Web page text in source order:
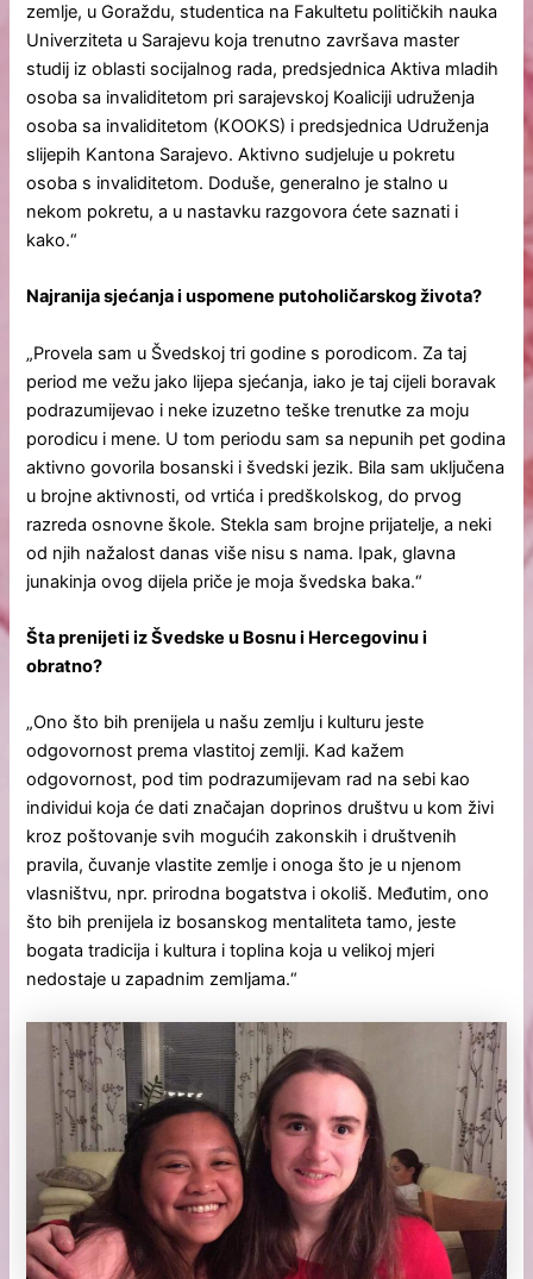
zemlje, u Goraždu, studentica na Fakultetu političkih nauka
Univerziteta u Sarajevu koja trenutno završava master
studij iz oblasti socijalnog rada, predsjednica Aktiva mladih
osoba sa invaliditetom pri sarajevskoj Koaliciji udruženja
osoba sa invaliditetom (KOOKS) i predsjednica Udruženja
slijepih Kantona Sarajevo. Aktivno sudjeluje u pokretu
osoba s invaliditetom. Doduše, generalno je stalno u
nekom pokretu, a u nastavku razgovora ćete saznati i
kako.“
Najranija sjećanja i uspomene putoholičarskog života?
„Provela sam u Švedskoj tri godine s porodicom. Za taj
period me vežu jako lijepa sjećanja, iako je taj cijeli boravak
podrazumijevao i neke izuzetno teške trenutke za moju
porodicu i mene. U tom periodu sam sa nepunih pet godina
aktivno govorila bosanski i švedski jezik. Bila sam uključena
u brojne aktivnosti, od vrtića i predškolskog, do prvog
razreda osnovne škole. Stekla sam brojne prijatelje, a neki
od njih nažalost danas više nisu s nama. Ipak, glavna
junakinja ovog dijela priče je moja švedska baka.“
Šta prenijeti iz Švedske u Bosnu i Hercegovinu i
obratno?
„Ono što bih prenijela u našu zemlju i kulturu jeste
odgovornost prema vlastitoj zemlji. Kad kažem
odgovornost, pod tim podrazumijevam rad na sebi kao
individui koja će dati značajan doprinos društvu u kom živi
kroz poštovanje svih mogućih zakonskih i društvenih
pravila, čuvanje vlastite zemlje i onoga što je u njenom
vlasništvu, npr. prirodna bogatstva i okoliš. Međutim, ono
što bih prenijela iz bosanskog mentaliteta tamo, jeste
bogata tradicija i kultura i toplina koja u velikoj mjeri
nedostaje u zapadnim zemljama.“